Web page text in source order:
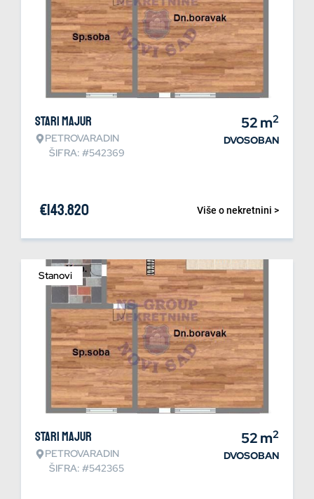
Stari Majur
PETROVARADIN
ŠIFRA: #542369
52m2
DVOSOBAN
Više o nekretnini >
€143.820
Stanovi
Stari Majur
PETROVARADIN
ŠIFRA: #542365
52m2
DVOSOBAN